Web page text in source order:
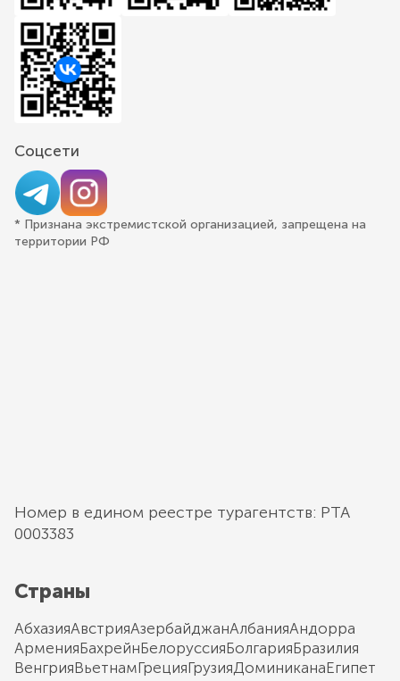
Соцсети
* Признана экстремистской организацией, запрещена на
территории РФ
Номер в едином реестре турагентств: РТА
0003383
Страны
АбхазияАвстрияАзербайджанАлбанияАндорра
АрменияБахрейнБелоруссияБолгарияБразилия
ВенгрияВьетнамГрецияГрузияДоминиканаЕгипет